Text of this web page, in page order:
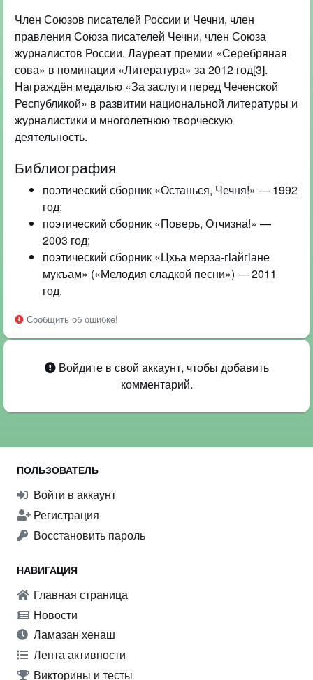
Член Союзов писателей России и Чечни, член
правления Союза писателей Чечни, член Союза
журналистов России. Лауреат премии «Серебряная
сова» в номинации «Литература» за 2012 год[3].
Награждён медалью «За заслуги перед Чеченской
Республикой» в развитии национальной литературы и
журналистики и многолетнюю творческую
деятельность.
Библиография
поэтический сборник «Останься, Чечня!» — 1992
год;
поэтический сборник «Поверь, Отчизна!» —
2003 год;
поэтический сборник «Цхьа мерза-гӏайгӏане
мукъам» («Мелодия сладкой песни») — 2011
год.
Сообщить об ошибке!
Войдите в свой аккаунт, чтобы добавить
комментарий.
ПОЛЬЗОВАТЕЛЬ
Войти в аккаунт
Регистрация
Восстановить пароль
НАВИГАЦИЯ
Главная страница
Новости
Ламазан хенаш
Лента активности
Викторины и тесты